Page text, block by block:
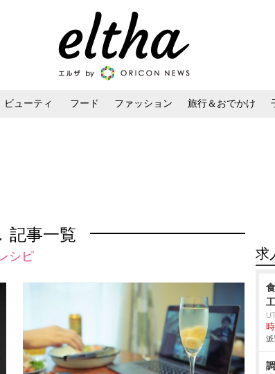
ビューティ フード ファッション 旅行＆おでかけ
記事一覧
シピ 求
派